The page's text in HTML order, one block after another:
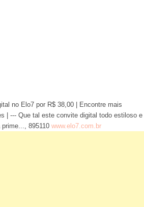
no Elo7 por R$ 38,00 | Encontre mais
| --- Que tal este convite digital todo estiloso e
895110 www.elo7.com.br